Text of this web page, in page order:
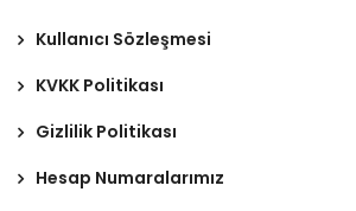
Kullanıcı Sözleşmesi
KVKK Politikası
Gizlilik Politikası
Hesap Numaralarımız